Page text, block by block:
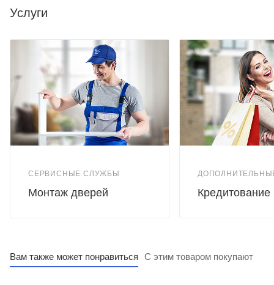
двери от перепадов температуры, влаги и УФ излучения.
38 мм
погонажные изделия в тон дверного полотна
Услуги
СЕРВИСНЫЕ СЛУЖБЫ
Монтаж дверей Кредитование
Вам также может понравиться С этим товаром покупают